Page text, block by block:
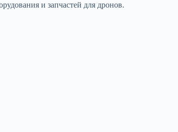
и запчастей для дронов.